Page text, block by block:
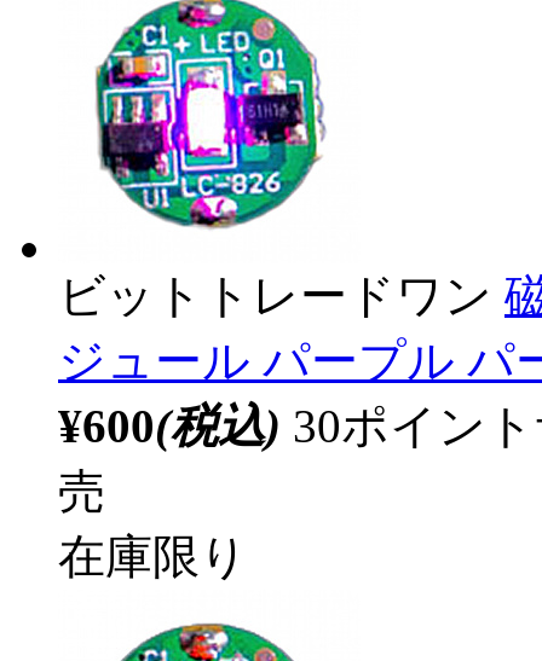
ビットトレードワン
ジュール パープル パ
¥600(税込) 30ポイン
売
在庫限り